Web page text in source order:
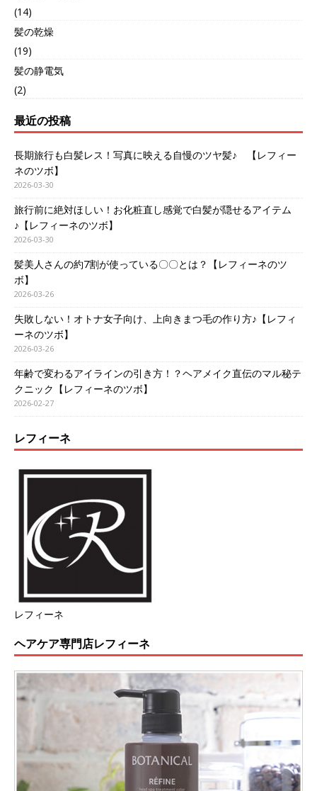
(14)
髪の乾燥
(19)
髪の静電気
(2)
最近の投稿
長期旅行も白髪レス！写真に映える自慢のツヤ髪♪ 【レフィー
ネのツボ】
2026-03-30
旅行前に絶対ほしい！お化粧直し感覚で白髪が隠せるアイテム
♪【レフィーネのツボ】
2026-03-30
髪美人さんの約7割が使っている〇〇とは？【レフィーネのツ
ボ】
2026-03-26
失敗しない！オトナ女子向け、上向きまつ毛の作り方♪【レフィ
ーネのツボ】
2026-03-26
年齢で変わるアイラインの引き方！？ヘアメイク直伝のマル秘テ
クニック【レフィーネのツボ】
2026-02-27
レフィーネ
レフィーネ
ヘアケア専門店レフィーネ